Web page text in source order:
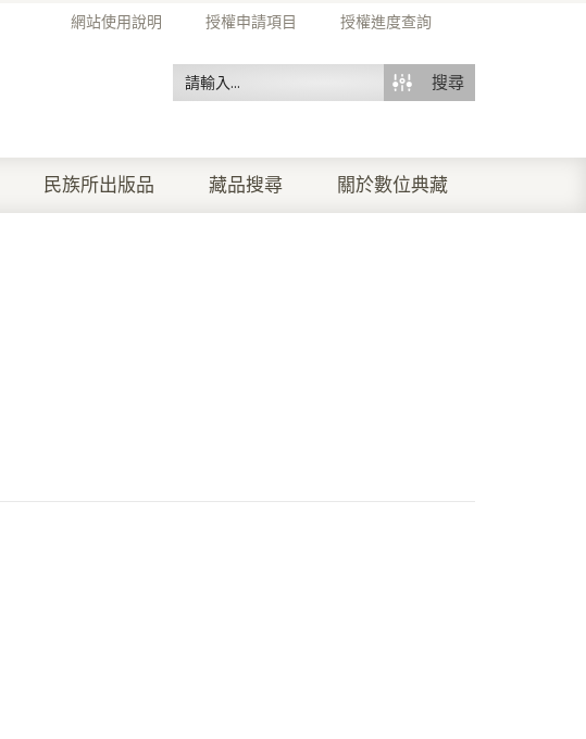
網站使用說明 授權申請項目 授權進度查詢
搜尋
民族所出版品 藏品搜尋 關於數位典藏